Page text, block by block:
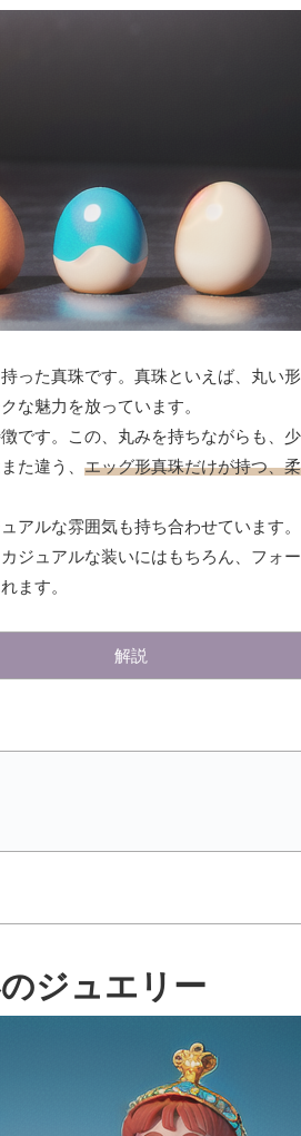
持った真珠です。真珠といえば、丸い
な魅力を放っています。
です。この、丸みを持ちながらも、
た違う、 エッグ形真珠だけが持つ、
アルな雰囲気も持ち合わせています
ジュアルな装いにはもちろん、フォ
ます。
解説
ジュエリー